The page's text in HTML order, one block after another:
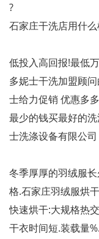
?
石家庄干洗店用什
低投入高回报!最低
多妮士干洗加盟顾
士给力促销 优惠多
最少的钱买最好的
士洗涤设备有限公司
冬季厚厚的羽绒服
格.石家庄羽绒服烘
快速烘干:大规格热
干衣时间短.装载量%